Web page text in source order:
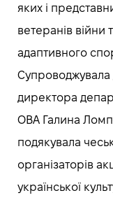
яких і
ветеранів війни
адаптивного
Супроводжувала
директора
ОВА Галина
подякувала
організаторів
української